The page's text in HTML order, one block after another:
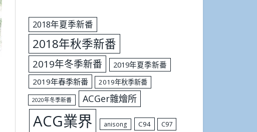
2018年夏季新番
2018年秋季新番
2019年冬季新番
2019年夏季新番
2019年春季新番
2019年秋季新番
2020年冬季新番 ACGer雜燴所
ACG業界 anisong C94 C97